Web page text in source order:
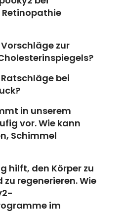
zur
bei
in unserem
vor. Wie kann
Schimmel
hilft, den Körper zu
regenerieren. Wie
im